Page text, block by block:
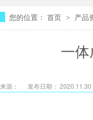
您的位置： 首页 > 产品
一
来源： 发布日期： 2020.11.30